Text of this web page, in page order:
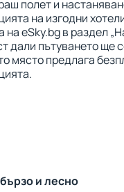
полет и
на изгодни
на eSky.bg в раздел
дали пътуването ще
място предлага
и лесно